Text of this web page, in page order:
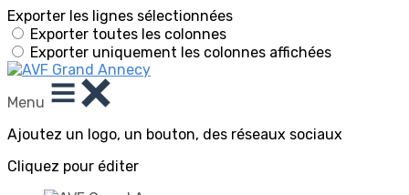
Exporter les lignes sélectionnées
Exporter toutes les colonnes
Exporter uniquement les colonnes affichées
Menu
Ajoutez un logo, un bouton, des réseaux sociaux
Cliquez pour éditer